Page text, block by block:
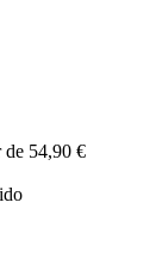
de 54,90 €